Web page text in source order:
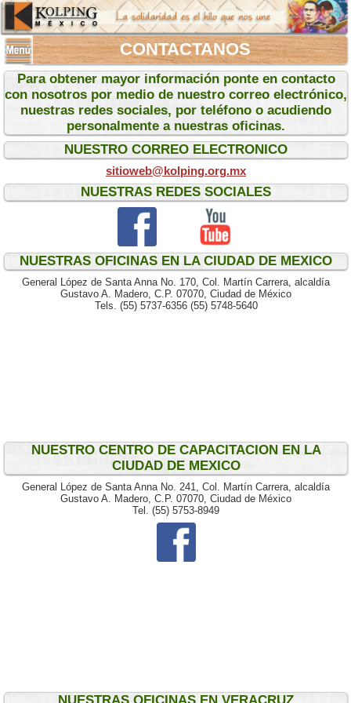
CONTACTANOS
.
Para obtener mayor información ponte en contacto
con nosotros por medio de nuestro correo electrónico,
nuestras redes sociales, por teléfono o acudiendo
personalmente a nuestras oficinas.
.
NUESTRO CORREO ELECTRONICO
.
sitioweb@kolping.org.mx
NUESTRAS REDES SOCIALES
.
NUESTRAS OFICINAS EN LA CIUDAD DE MEXICO
.
General López de Santa Anna No. 170, Col. Martín Carrera, alcaldía
Gustavo A. Madero, C.P. 07070, Ciudad de México
Tels. (55) 5737-6356 (55) 5748-5640
NUESTRO CENTRO DE CAPACITACION EN LA
CIUDAD DE MEXICO
.
General López de Santa Anna No. 241, Col. Martín Carrera, alcaldía
Gustavo A. Madero, C.P. 07070, Ciudad de México
Tel. (55) 5753-8949
.